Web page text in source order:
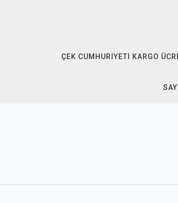
ÇEK CUMHURIYETI KARGO